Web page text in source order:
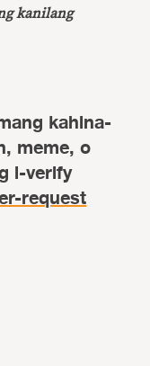
kanilang
kahina-
meme, o
i-verify
request